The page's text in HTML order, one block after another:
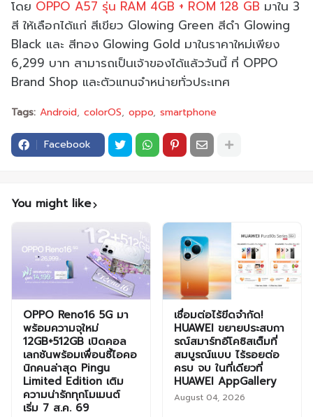
โดย OPPO A57 รุ่น RAM 4GB + ROM 128 GB มาใน 3
สี ให้เลือกได้แก่ สีเขียว Glowing Green สีดำ Glowing
Black และ สีทอง Glowing Gold มาในราคาใหม่เพียง
6,299 บาท สามารถเป็นเจ้าของได้แล้ววันนี้ ที่ OPPO
Brand Shop และตัวแทนจำหน่ายทั่วประเทศ
Tags: Android colorOS oppo smartphone
Facebook
You might like
OPPO Reno16 5G มา
พร้อมความจุใหม่
12GB+512GB เปิดคอล
เลกชันพร้อมเพื่อนซี้ไอคอ
นิกคนล่าสุด Pingu
Limited Edition เติม
ความน่ารักทุกโมเมนต์
เริ่ม 7 ส.ค. 69
เชื่อมต่อไร้ขีดจำกัด!
HUAWEI ขยายประสบกา
รณ์สมาร์ทอีโคซิสเต็มที่
สมบูรณ์แบบ ไร้รอยต่อ
ครบ จบ ในที่เดียวที่
HUAWEI AppGallery
August 04, 2026